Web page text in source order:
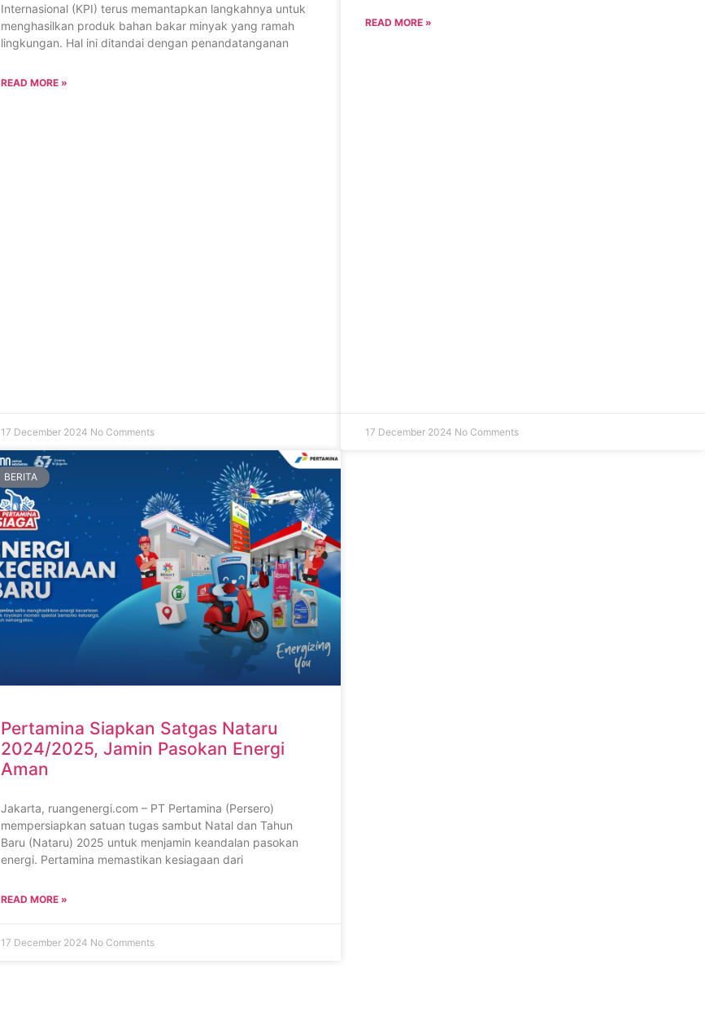
Internasional (KPI) terus memantapkan langkahnya untuk
menghasilkan produk bahan bakar minyak yang ramah
lingkungan. Hal ini ditandai dengan penandatanganan
READ MORE »
17 December 2024 No Comments
READ MORE »
17 December 2024 No Comments
BERITA
Pertamina Siapkan Satgas Nataru
2024/2025, Jamin Pasokan Energi
Aman
Jakarta, ruangenergi.com – PT Pertamina (Persero)
mempersiapkan satuan tugas sambut Natal dan Tahun
Baru (Nataru) 2025 untuk menjamin keandalan pasokan
energi. Pertamina memastikan kesiagaan dari
READ MORE »
17 December 2024 No Comments